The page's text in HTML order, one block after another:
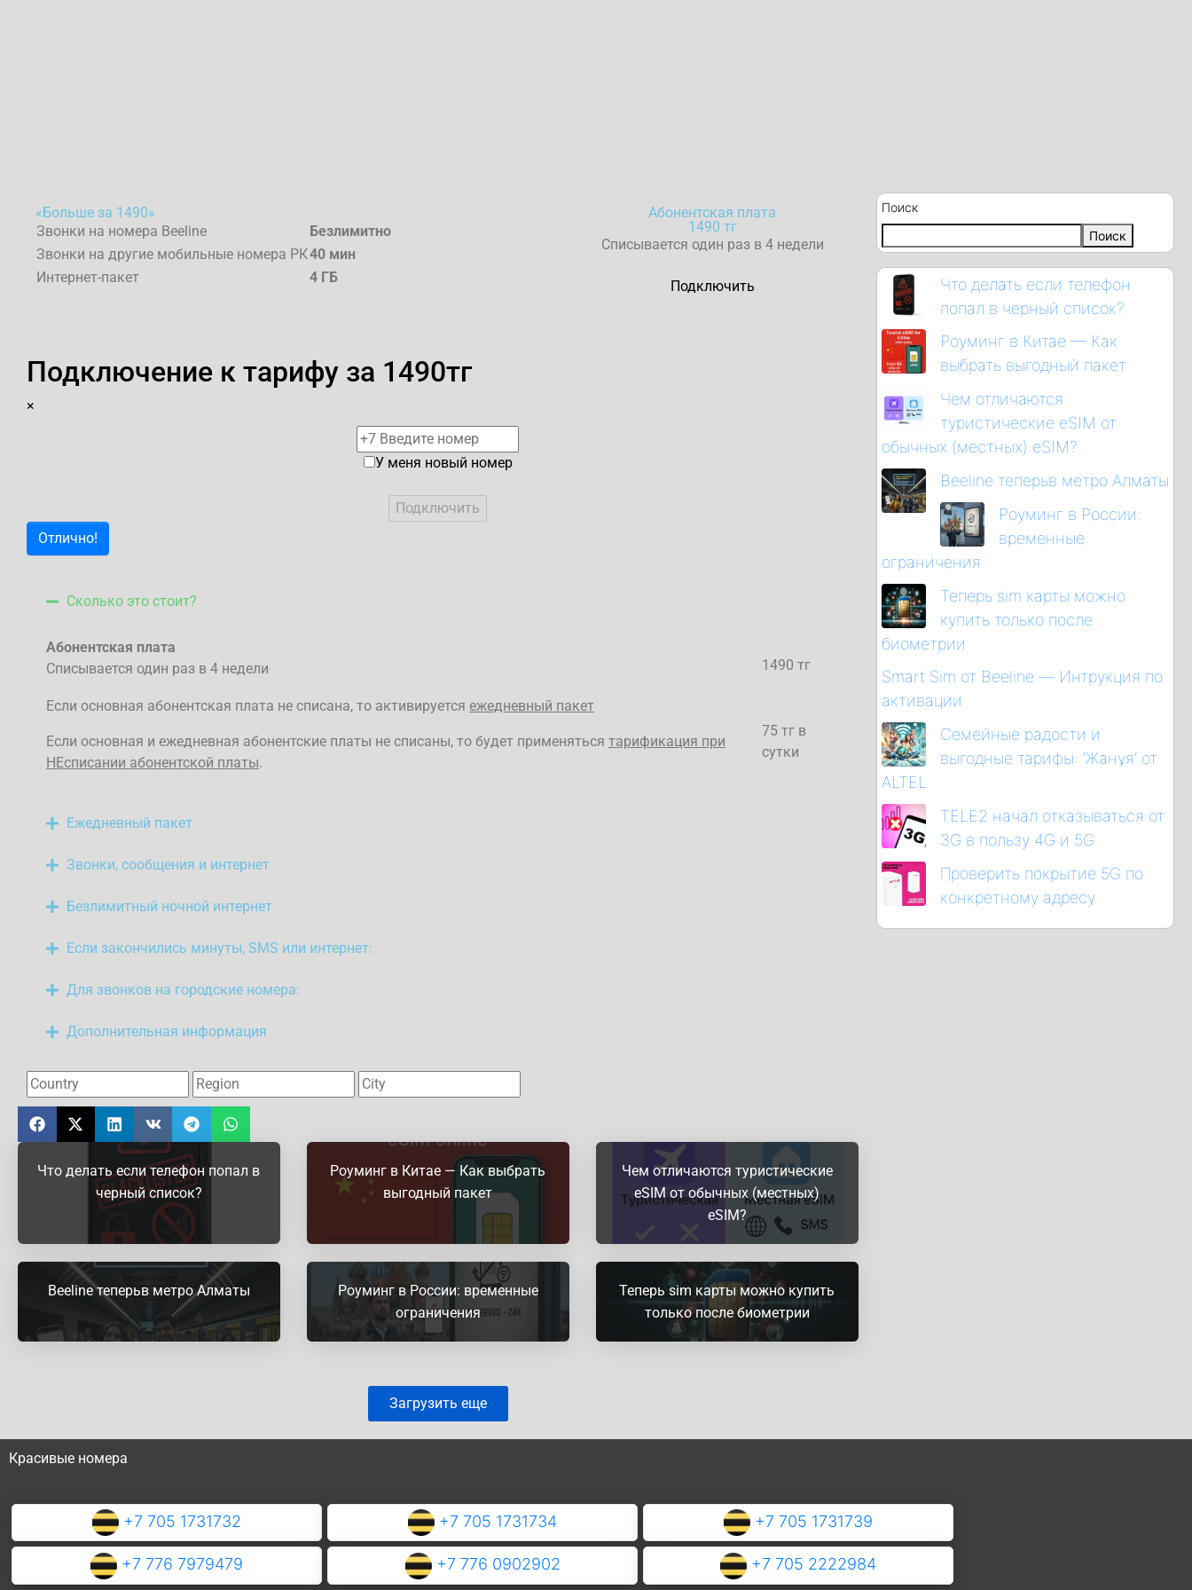
«Больше за 1490»
Звонки на номера Beeline
Безлимитно
Звонки на другие мобильные номера РК40 мин
Интернет-пакет
4 ГБ
Абонентская плата
1490 тг
Списывается один раз в 4 недели
Подключить
Подключение к тарифу за 1490тг
×
У меня новый номер
Отлично!
Сколько это стоит?
Абонентская плата
Списывается один раз в 4 недели
1490 тг
Если основная абонентская плата не списана, то активируется ежедневный пакет
Если основная и ежедневная абонентские платы не списаны, то будет применяться тарификация при
НЕсписании абонентской платы.
75 тг в
сутки
Ежедневный пакет
Звонки, сообщения и интернет
Безлимитный ночной интернет
Если закончились минуты, SMS или интернет:
Для звонков на городские номера:
Дополнительная информация
Что делать если телефон попал в
черный список?
Роуминг в Китае — Как выбрать
выгодный пакет
Чем отличаются туристические
eSIM от обычных (местных)
eSIM?
Beeline теперьв метро Алматы
Роуминг в России: временные
ограничения
Теперь sim карты можно купить
только после биометрии
Загрузить еще
Поиск
Поиск
Что делать если телефон
попал в черный список?
Роуминг в Китае — Как
выбрать выгодный пакет
Чем отличаются
туристические eSIM от
обычных (местных) eSIM?
Beeline теперьв метро Алматы
Роуминг в России:
временные
ограничения
Теперь sim карты можно
купить только после
биометрии
Smart Sim от Beeline — Интрукция по
активации
Семейные радости и
выгодные тарифы: ‘Жанұя’ от
ALTEL
TELE2 начал отказываться от
3G в пользу 4G и 5G
Проверить покрытие 5G по
конкретному адресу
Красивые номера
+7 705 1731732 +7 705 1731734 +7 705 1731739
+7 776 7979479 +7 776 0902902 +7 705 2222984